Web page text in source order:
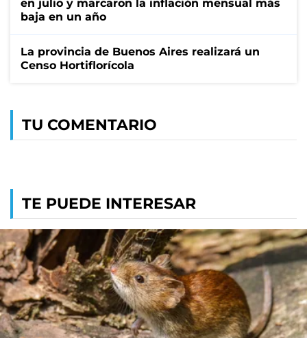
en julio y marcaron la inflación mensual más
baja en un año
La provincia de Buenos Aires realizará un
Censo Hortiflorícola
TU COMENTARIO
TE PUEDE INTERESAR